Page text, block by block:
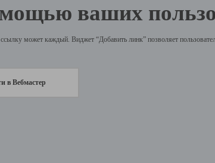
ваших
может каждый. Виджет “Добавить линк” позволяет
в Вебмастер